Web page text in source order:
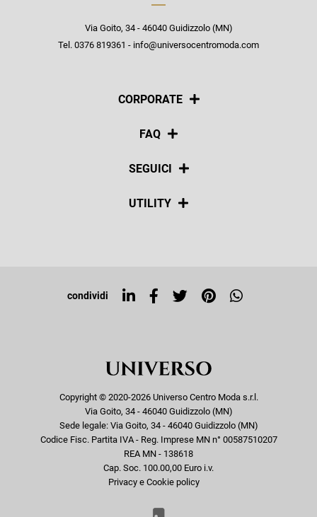
Via Goito, 34 - 46040 Guidizzolo (MN)
Tel. 0376 819361 - info@universocentromoda.com
CORPORATE
Chi siamo
FAQ
Pagamenti
SEGUICI
Social
UTILITY
Top ricerche
condividi
Copyright © 2020-2026 Universo Centro Moda s.r.l.
Via Goito, 34 - 46040 Guidizzolo (MN)
Sede legale: Via Goito, 34 - 46040 Guidizzolo (MN)
Codice Fisc. Partita IVA - Reg. Imprese MN n° 00587510207
REA MN - 138618
Cap. Soc. 100.00,00 Euro i.v.
Privacy e Cookie policy